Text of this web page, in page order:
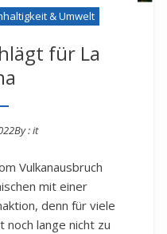
& Umwelt
für La
By :it
Vulkanausbruch
mit einer
denn für viele
noch lange nicht zu